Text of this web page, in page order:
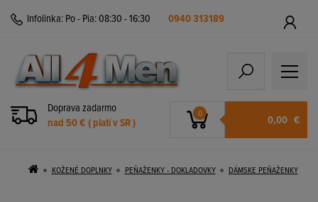
Infolinka: Po - Pia: 08:30 - 16:30 0940 313189
Doprava zadarmo
nad 50 € ( platí v SR )
0 0,00 €
KOŽENÉ DOPLNKY PEŇAŽENKY - DOKLADOVKY DÁMSKE PEŇAŽENKY